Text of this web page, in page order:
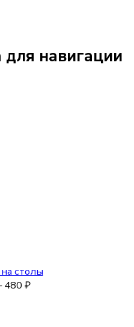
навигации
столы
480 ₽Диапазон